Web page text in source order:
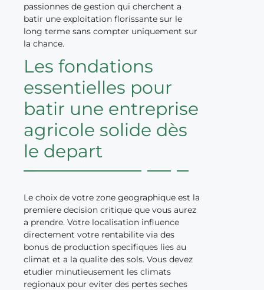
passionnes de gestion qui cherchent a
batir une exploitation florissante sur le
long terme sans compter uniquement sur
la chance.
Les fondations
essentielles pour
batir une entreprise
agricole solide dès
le depart
Le choix de votre zone geographique est la
premiere decision critique que vous aurez
a prendre. Votre localisation influence
directement votre rentabilite via des
bonus de production specifiques lies au
climat et a la qualite des sols. Vous devez
etudier minutieusement les climats
regionaux pour eviter des pertes seches